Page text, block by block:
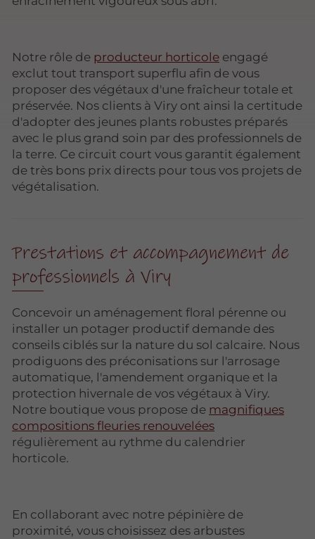
Notre rôle de producteur horticole engagé
exclut tout transport superflu afin de vous
proposer des végétaux d'une fraîcheur totale et
préservée. Nos clients à Viry ont ainsi la certitude
d'adopter des jeunes plants robustes préparés
avec le plus grand soin par des professionnels de
la terre. Ce circuit court vous garantit également
de très bons prix directs pour tous vos projets de
végétalisation.
Prestations et accompagnement de
professionnels à Viry
Concevoir un aménagement floral pérenne ou
installer un potager productif demande des
conseils ciblés sur la nature du sol calcaire. Nous
prodiguons des préconisations sur l'arrosage
automatique, l'amendement organique et la
protection hivernale de vos végétaux à Viry.
Notre boutique vous propose de magnifiques
compositions fleuries renouvelées
régulièrement au rythme du calendrier
horticole.
En collaborant avec notre pépinière de
proximité, vous choisissez des arbustes